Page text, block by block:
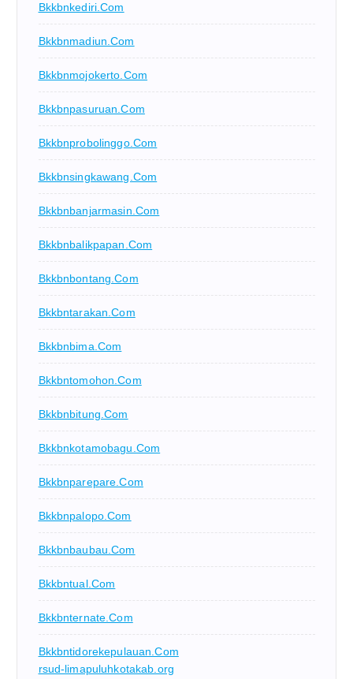
Bkkbnkediri.com
Bkkbnmadiun.com
Bkkbnmojokerto.com
Bkkbnpasuruan.com
Bkkbnprobolinggo.com
Bkkbnsingkawang.com
Bkkbnbanjarmasin.com
Bkkbnbalikpapan.com
Bkkbnbontang.com
Bkkbntarakan.com
Bkkbnbima.com
Bkkbntomohon.com
Bkkbnbitung.com
Bkkbnkotamobagu.com
Bkkbnparepare.com
Bkkbnpalopo.com
Bkkbnbaubau.com
Bkkbntual.com
Bkkbnternate.com
Bkkbntidorekepulauan.com
rsud-limapuluhkotakab.org